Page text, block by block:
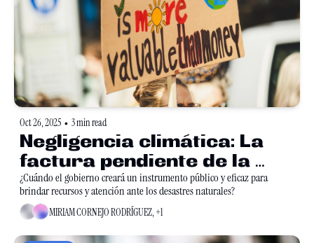
Oct 26, 2025 • 3 min read
Negligencia climática: La
factura pendiente de la
prevención
¿Cuándo el gobierno creará un instrumento público y eficaz para
brindar recursos y atención ante los desastres naturales?
MIRIAM CORNEJO RODRÍGUEZ, +1